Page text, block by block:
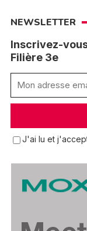
NEWSLETTER
Inscrivez-
Filière 3e
J'ai lu et